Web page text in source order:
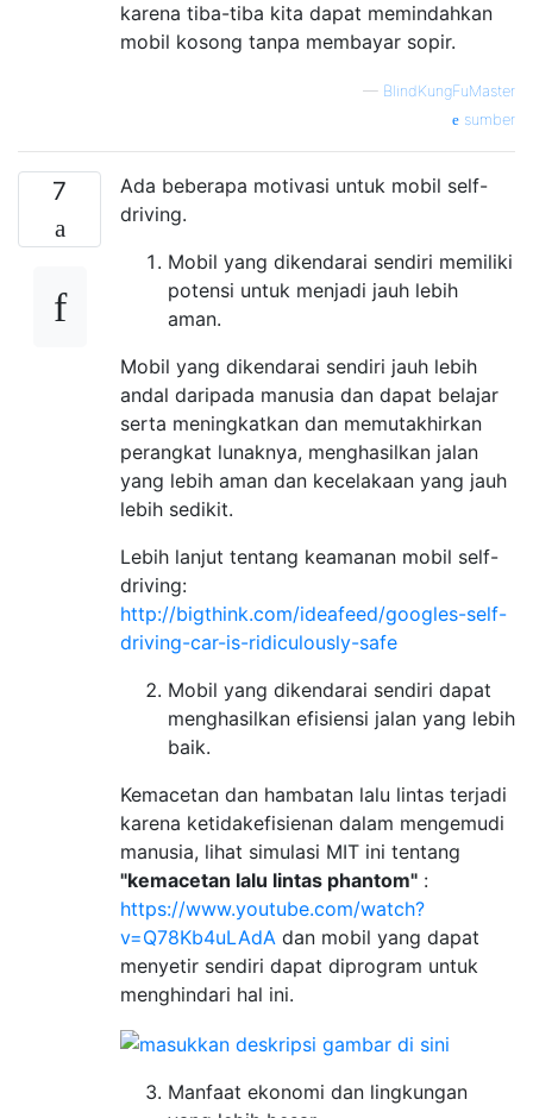
karena tiba-tiba kita dapat memindahkan
mobil kosong tanpa membayar sopir.
— BlindKungFuMaster
sumber
7
Ada beberapa motivasi untuk mobil self-
driving.
Mobil yang dikendarai sendiri memiliki
potensi untuk menjadi jauh lebih
aman.
Mobil yang dikendarai sendiri jauh lebih
andal daripada manusia dan dapat belajar
serta meningkatkan dan memutakhirkan
perangkat lunaknya, menghasilkan jalan
yang lebih aman dan kecelakaan yang jauh
lebih sedikit.
Lebih lanjut tentang keamanan mobil self-
driving:
http://bigthink.com/ideafeed/googles-self-
driving-car-is-ridiculously-safe
Mobil yang dikendarai sendiri dapat
menghasilkan efisiensi jalan yang lebih
baik.
Kemacetan dan hambatan lalu lintas terjadi
karena ketidakefisienan dalam mengemudi
manusia, lihat simulasi MIT ini tentang
"kemacetan lalu lintas phantom" :
https://www.youtube.com/watch?
v=Q78Kb4uLAdA dan mobil yang dapat
menyetir sendiri dapat diprogram untuk
menghindari hal ini.
Manfaat ekonomi dan lingkungan